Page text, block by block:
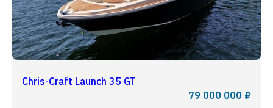
Chris-Craft Launch 35 GT
79 000 000 ₽